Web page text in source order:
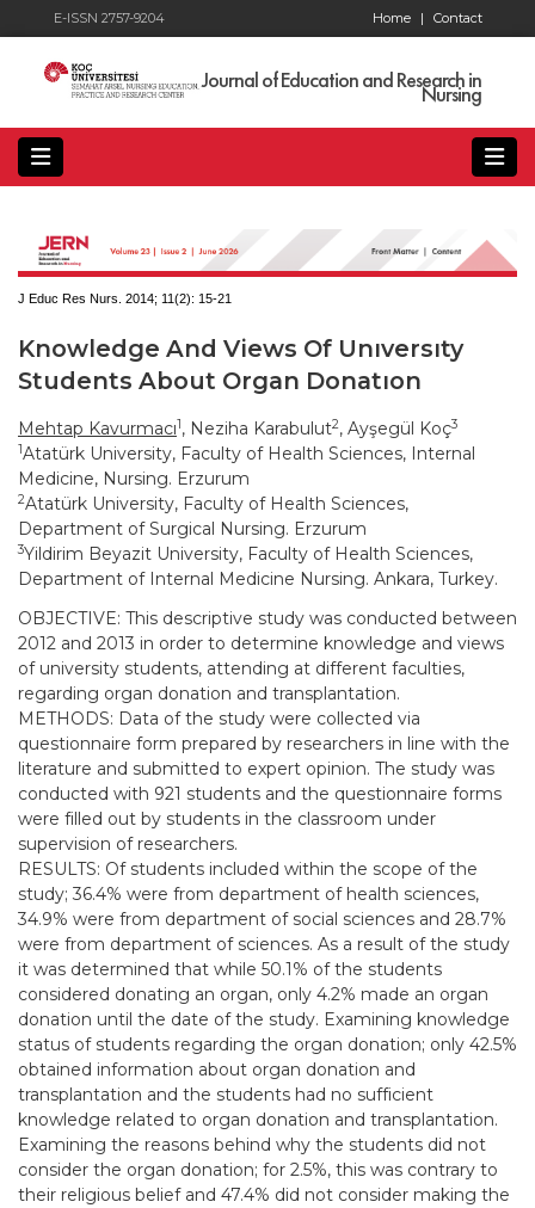
E-ISSN 2757-9204 Contact
Home |
Journal of Education and Research in
Nursing
J Educ Res Nurs. 2014; 11(2): 15-21
Knowledge And Views Of Unıversıty
Students About Organ Donatıon
Mehtap Kavurmacı1, Neziha Karabulut2, Ayşegül Koç3
1Atatürk University, Faculty of Health Sciences, Internal
Medicine, Nursing. Erzurum
2Atatürk University, Faculty of Health Sciences,
Department of Surgical Nursing. Erzurum
3Yildirim Beyazit University, Faculty of Health Sciences,
Department of Internal Medicine Nursing. Ankara, Turkey.
OBJECTIVE: This descriptive study was conducted between
2012 and 2013 in order to determine knowledge and views
of university students, attending at different faculties,
regarding organ donation and transplantation.
METHODS: Data of the study were collected via
questionnaire form prepared by researchers in line with the
literature and submitted to expert opinion. The study was
conducted with 921 students and the questionnaire forms
were filled out by students in the classroom under
supervision of researchers.
RESULTS: Of students included within the scope of the
study; 36.4% were from department of health sciences,
34.9% were from department of social sciences and 28.7%
were from department of sciences. As a result of the study
it was determined that while 50.1% of the students
considered donating an organ, only 4.2% made an organ
donation until the date of the study. Examining knowledge
status of students regarding the organ donation; only 42.5%
obtained information about organ donation and
transplantation and the students had no sufficient
knowledge related to organ donation and transplantation.
Examining the reasons behind why the students did not
consider the organ donation; for 2.5%, this was contrary to
their religious belief and 47.4% did not consider making the